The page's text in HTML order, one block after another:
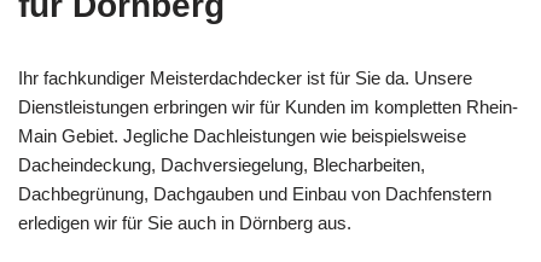
Ihr fachkundiger Meisterdachdecker ist für Sie da. Unsere
Dienstleistungen erbringen wir für Kunden im kompletten Rhein-
Main Gebiet. Jegliche Dachleistungen wie beispielsweise
Dacheindeckung, Dachversiegelung, Blecharbeiten,
Dachbegrünung, Dachgauben und Einbau von Dachfenstern
erledigen wir für Sie auch in Dörnberg aus.